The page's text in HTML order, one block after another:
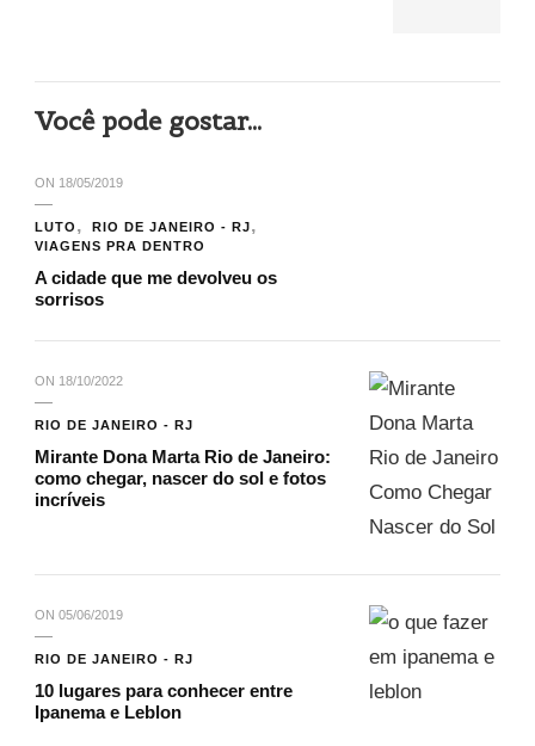
Você pode gostar...
ON 18/05/2019
LUTO
RIO DE JANEIRO - RJ
VIAGENS PRA DENTRO
A cidade que me devolveu os
sorrisos
ON 18/10/2022
RIO DE JANEIRO - RJ
Mirante Dona Marta Rio de Janeiro:
como chegar, nascer do sol e fotos
incríveis
ON 05/06/2019
RIO DE JANEIRO - RJ
10 lugares para conhecer entre
Ipanema e Leblon